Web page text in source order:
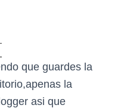
que guardes la
la
asi que